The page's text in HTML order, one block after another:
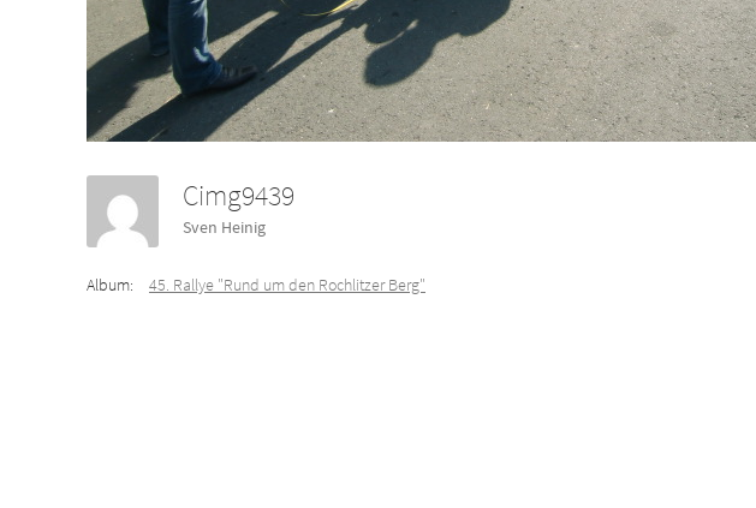
Cimg9439
Sven Heinig
Album: 45. Rallye "Rund um den Rochlitzer Berg"